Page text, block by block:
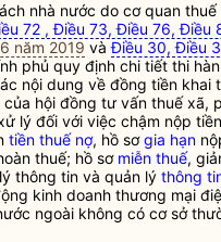
nhà nước do cơ quan
72 , Điều 73, Điều 76, Điều
năm 2019 vàĐiều 30, Điều
phủ quy định chi tiết thi
nội dung về đồng tiền khai
của hội đồng tư vấn thuế xã,
lý đối với việc chậm nộp
tiền thuế nợ, hồ sơgia hạn
thuế; hồ sơ miễn thuế,
thông tin và quản lý thông
kinh doanh thương mại
ngoài không có cơ sở